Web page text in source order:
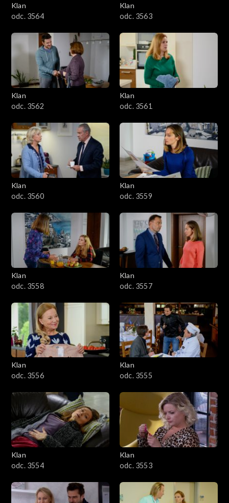
Klan
odc. 3564
Klan
odc. 3563
Klan
odc. 3562
Klan
odc. 3561
Klan
odc. 3560
Klan
odc. 3559
Klan
odc. 3558
Klan
odc. 3557
Klan
odc. 3556
Klan
odc. 3555
Klan
odc. 3554
Klan
odc. 3553